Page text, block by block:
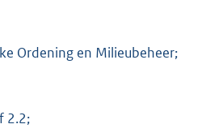
Ordening en Milieubeheer;
2.2;